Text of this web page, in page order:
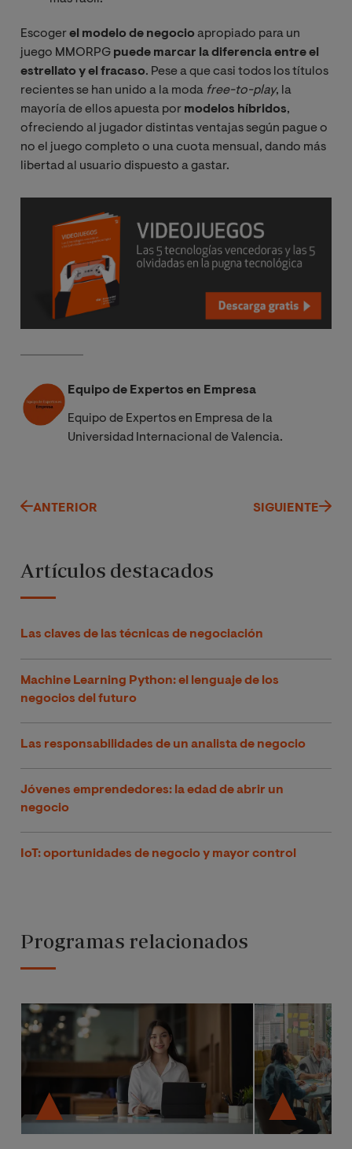
Escogerel modelo de negocioapropiado para un
juego MMORPG puede marcar la diferencia entre el
estrellato y el fracaso. Pese a que casi todos los títulos
recientes se han unido a la moda free-to-play, la
mayoría de ellos apuesta por modelos híbridos,
ofreciendo al jugador distintas ventajas según pague o
no el juego completo o una cuota mensual, dando más
libertad al usuario dispuesto a gastar.
Equipo de Expertos en Empresa
Equipo de Expertos en Empresa de la
Universidad Internacional de Valencia.
ANTERIOR SIGUIENTE
Artículos destacados
Las claves de las técnicas de negociación
Machine Learning Python: el lenguaje de los
negocios del futuro
Las responsabilidades de un analista de negocio
Jóvenes emprendedores: la edad de abrir un
negocio
IoT: oportunidades de negocio y mayor control
Programas relacionados